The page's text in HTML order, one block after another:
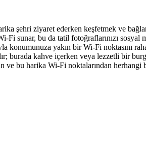
şehri ziyaret ederken keşfetmek ve
bu da tatil fotoğraflarınızı sosyal
konumunuza yakın bir Wi-Fi noktasını
burada kahve içerken veya lezzetli bir
ve bu harika Wi-Fi noktalarından